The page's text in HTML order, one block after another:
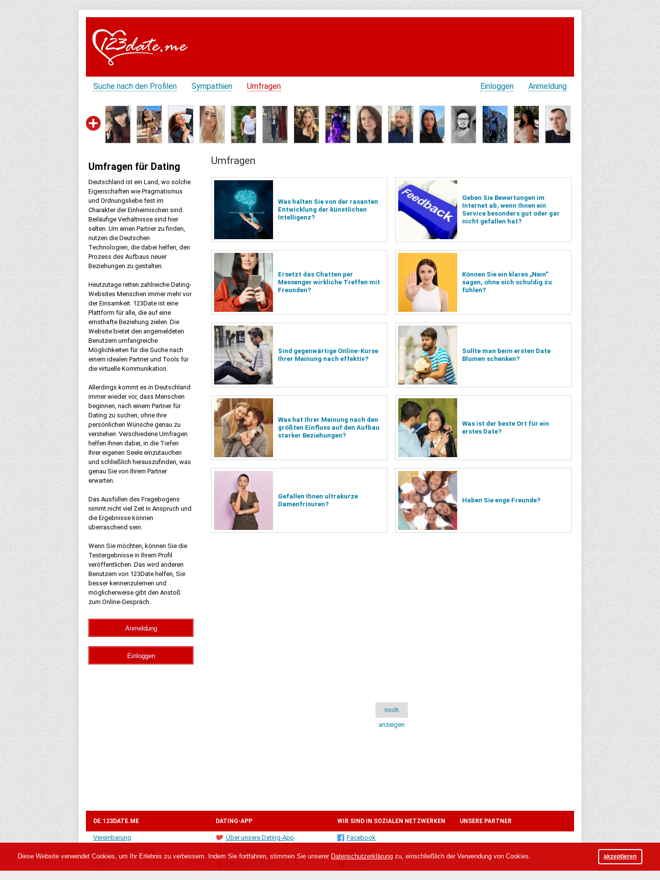
Suche nach den Profilen Sympathien Umfragen Anmeldung
Einloggen
Umfragen für Dating
Deutschland ist ein Land, wo solche
Eigenschaften wie Pragmatismus
und Ordnungsliebe fest im
Charakter der Einheimischen sind.
Beiläufige Verhältnisse sind hier
selten. Um einen Partner zu finden,
nutzen die Deutschen
Technologien, die dabei helfen, den
Prozess des Aufbaus neuer
Beziehungen zu gestalten.
Heutzutage retten zahlreiche Dating-
Websites Menschen immer mehr vor
der Einsamkeit. 123Date ist eine
Plattform für alle, die auf eine
ernsthafte Beziehung zielen. Die
Website bietet den angemeldeten
Benutzern umfangreiche
Möglichkeiten für die Suche nach
einem idealen Partner und Tools für
die virtuelle Kommunikation.
Allerdings kommt es in Deutschland
immer wieder vor, dass Menschen
beginnen, nach einem Partner für
Dating zu suchen, ohne ihre
persönlichen Wünsche genau zu
verstehen. Verschiedene Umfragen
helfen Ihnen dabei, in die Tiefen
Ihrer eigenen Seele einzutauchen
und schließlich herauszufinden, was
genau Sie von Ihrem Partner
erwarten.
Das Ausfüllen des Fragebogens
nimmt nicht viel Zeit in Anspruch und
die Ergebnisse können
überraschend sein.
Wenn Sie möchten, können Sie die
Testergebnisse in Ihrem Profil
veröffentlichen. Das wird anderen
Benutzern von 123Date helfen, Sie
besser kennenzulernen und
möglicherweise gibt den Anstoß
zum Online-Gespräch.
Umfragen
Was halten Sie von der rasanten
Entwicklung der künstlichen
Intelligenz?
Geben Sie Bewertungen im
Internet ab, wenn Ihnen ein
Service besonders gut oder gar
nicht gefallen hat?
Ersetzt das Chatten per
Messenger wirkliche Treffen mit
Freunden?
Können Sie ein klares „Nein“
sagen, ohne sich schuldig zu
fühlen?
Sind gegenwärtige Online-Kurse
Ihrer Meinung nach effektiv?
Sollte man beim ersten Date
Blumen schenken?
Was hat Ihrer Meinung nach den
größten Einfluss auf den Aufbau
starker Beziehungen?
Was ist der beste Ort für ein
erstes Date?
Gefallen Ihnen ultrakurze
Damenfrisuren?
Haben Sie enge Freunde?
noch
anzeigen
DE.123DATE.ME DATING-APP WIR SIND IN SOZIALEN NETZWERKEN UNSERE PARTNER
Vereinbarung
Über unsere Dating-App
Facebook
Diese Website verwendet Cookies, um Ihr Erlebnis zu verbessern. Indem Sie fortfahren, stimmen Sie unserer Datenschutzerklärung zu, einschließlich der Verwendung von Cookies. akzeptieren